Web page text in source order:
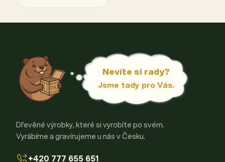
Nevíte si rady?
Jsme tady pro Vás.
Dřevěné výrobky, které si vyrobíte po svém.
Vyrábíme a gravírujeme u nás v Česku.
+420 777 655 651